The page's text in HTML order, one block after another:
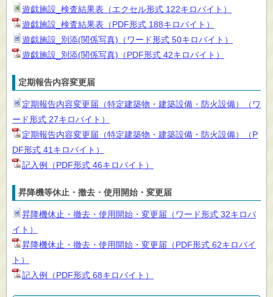
遊戯施設_検査結果表（エクセル形式 122キロバイト）
遊戯施設_検査結果表（PDF形式 188キロバイト）
遊戯施設_別添(関係写真)（ワード形式 50キロバイト）
遊戯施設_別添(関係写真)（PDF形式 42キロバイト）
定期報告内容変更届
定期報告内容変更届（特定建築物・建築設備・防火設備）（ワ
ード形式 27キロバイト）
定期報告内容変更届（特定建築物・建築設備・防火設備）（P
DF形式 41キロバイト）
記入例（PDF形式 46キロバイト）
昇降機等休止・撤去・使用開始・変更届
昇降機休止・撤去・使用開始・変更届（ワード形式 32キロバ
イト）
昇降機休止・撤去・使用開始・変更届（PDF形式 62キロバイ
ト）
記入例（PDF形式 68キロバイト）